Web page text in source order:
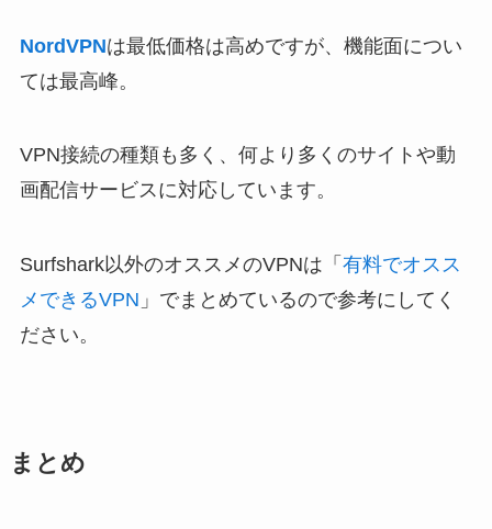
NordVPNは最低価格は高めですが、機能面につい
ては最高峰。
VPN接続の種類も多く、何より多くのサイトや動
画配信サービスに対応しています。
Surfshark以外のオススメのVPNは「 有料でオスス
メできるVPN 」でまとめているので参考にしてく
ださい。
まとめ